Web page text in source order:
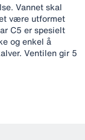
Vannet skal
være utformet
C5 er spesielt
og enkel å
Ventilen gir 5
hygiene.